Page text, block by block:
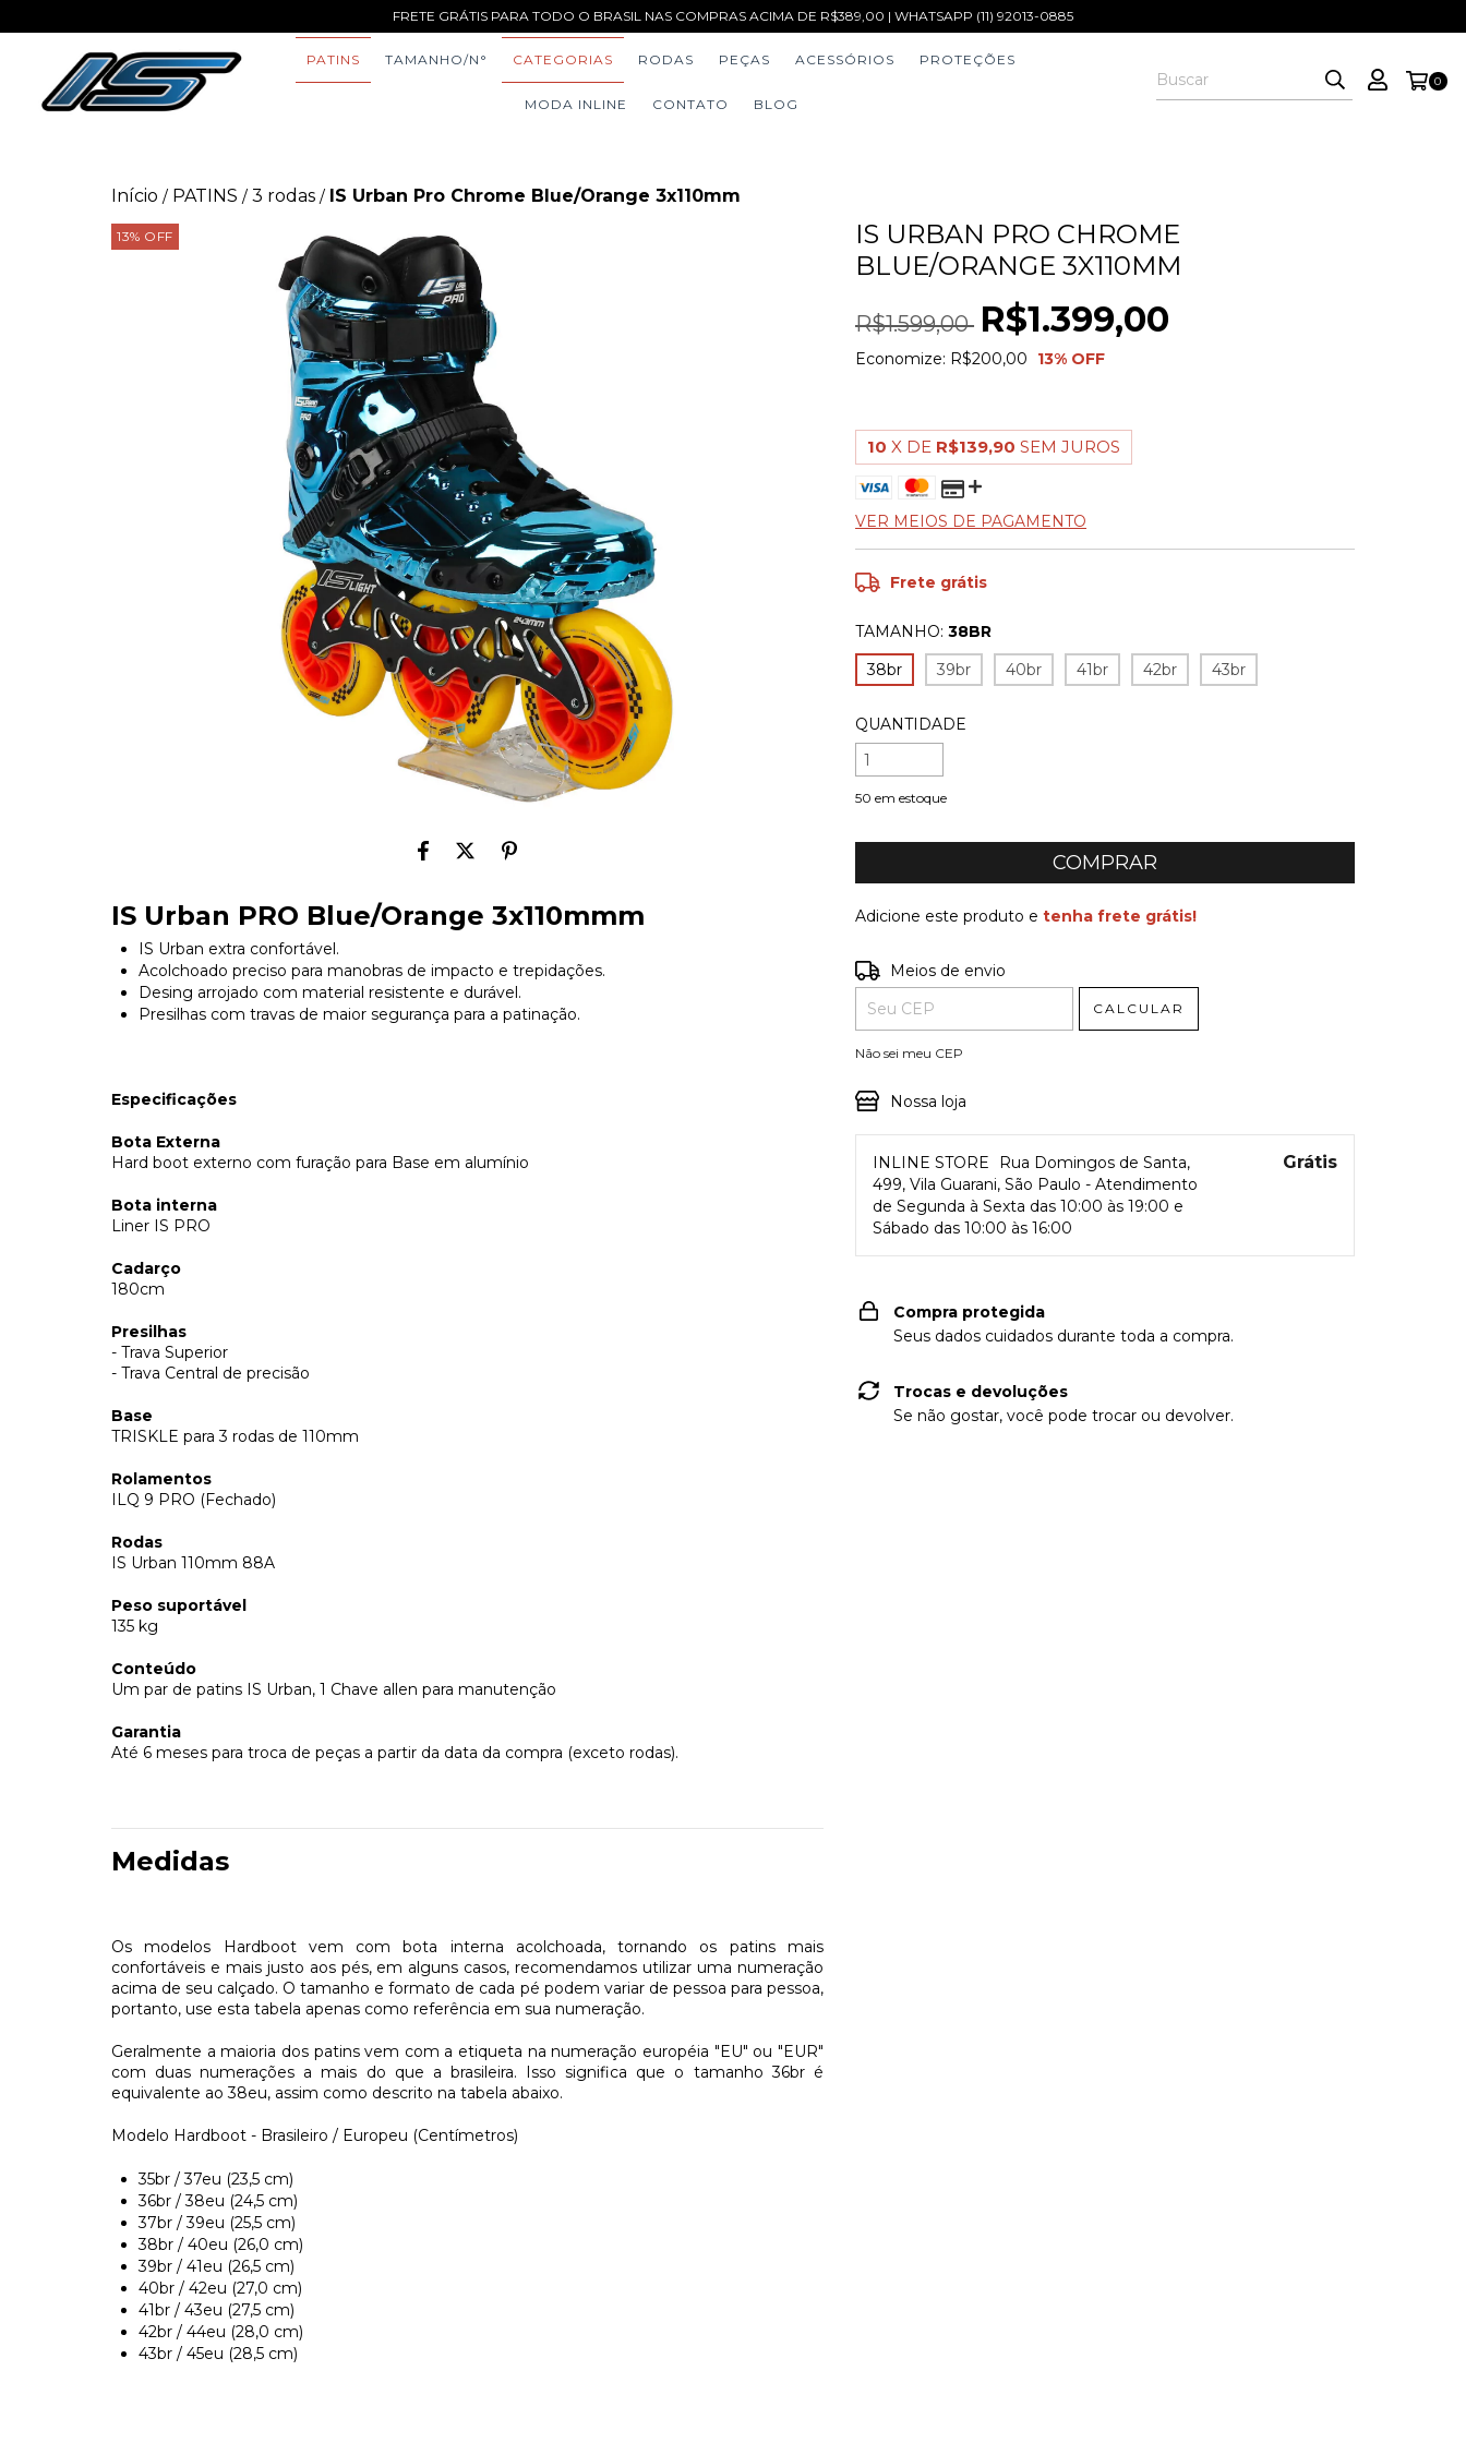
FRETE GRÁTIS PARA TODO O BRASIL NAS COMPRAS ACIMA DE R$389,00 | WHATSAPP (11) 92013-0885
PATINS TAMANHO/N° CATEGORIAS RODAS PEÇAS ACESSÓRIOS PROTEÇÕES
MODA INLINE CONTATO BLOG
0
Início / PATINS / 3 rodas / IS Urban Pro Chrome Blue/Orange 3x110mm
13% OFF
IS Urban PRO Blue/Orange 3x110mmm
IS Urban extra confortável.
Acolchoado preciso para manobras de impacto e trepidações.
Desing arrojado com material resistente e durável.
Presilhas com travas de maior segurança para a patinação.
Especificações
Bota Externa
Hard boot externo com furação para Base em alumínio
Bota interna
Liner IS PRO
Cadarço
180cm
Presilhas
- Trava Superior
- Trava Central de precisão
Base
TRISKLE para 3 rodas de 110mm
Rolamentos
ILQ 9 PRO (Fechado)
Rodas
IS Urban 110mm 88A
Peso suportável
135 kg
Conteúdo
Um par de patins IS Urban, 1 Chave allen para manutenção
Garantia
Até 6 meses para troca de peças a partir da data da compra (exceto rodas).
Medidas
Os modelos Hardboot vem com bota interna acolchoada, tornando os patins mais
confortáveis e mais justo aos pés, em alguns casos, recomendamos utilizar uma numeração
acima de seu calçado. O tamanho e formato de cada pé podem variar de pessoa para pessoa,
portanto, use esta tabela apenas como referência em sua numeração.
Geralmente a maioria dos patins vem com a etiqueta na numeração européia "EU" ou "EUR"
com duas numerações a mais do que a brasileira. Isso significa que o tamanho 36br é
equivalente ao 38eu, assim como descrito na tabela abaixo.
Modelo Hardboot - Brasileiro / Europeu (Centímetros)​
35br / 37eu (23,5 cm)
36br / 38eu (24,5 cm)
37br / 39eu (25,5 cm)
38br / 40eu (26,0 cm)
39br / 41eu (26,5 cm)
40br / 42eu (27,0 cm)
41br / 43eu (27,5 cm)
42br / 44eu (28,0 cm)
43br / 45eu (28,5 cm)
IS URBAN PRO CHROME
BLUE/ORANGE 3X110MM
R$1.599,00 R$1.399,00
Economize: R$200,00 13% OFF
10 X DE R$139,90 SEM JUROS
VER MEIOS DE PAGAMENTO
Frete grátis
TAMANHO: 38BR
38br
39br 40br 41br 42br 43br
QUANTIDADE
50 em estoque
Adicione este produto etenha frete grátis!
Entregas para o CEP:
Meios de envio
CALCULAR
Não sei meu CEP
Nossa loja
INLINE STORE
Rua Domingos de Santa,
499, Vila Guarani, São Paulo - Atendimento
de Segunda à Sexta das 10:00 às 19:00 e
Sábado das 10:00 às 16:00
Grátis
Compra protegida
Seus dados cuidados durante toda a compra.
Trocas e devoluções
Se não gostar, você pode trocar ou devolver.